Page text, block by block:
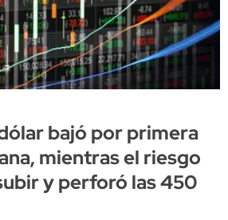
bajó por primera
mientras el riesgo
y perforó las 450